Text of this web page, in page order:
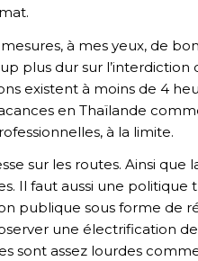
mesures, à mes yeux, de
plus dur sur l’interdiction
existent à moins de 4
en Thaïlande
à la limite.
sur les routes. Ainsi
Il faut aussi une politique
publique sous forme de
une électrification
sont assez lourdes